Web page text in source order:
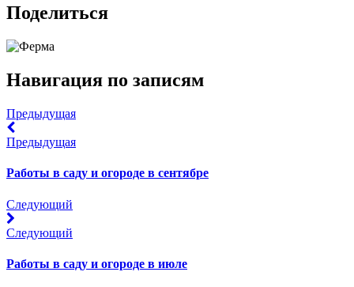
Поделиться
Навигация по записям
Предыдущая
Предыдущая
Работы в саду и огороде в сентябре
Следующий
Следующий
Работы в саду и огороде в июле